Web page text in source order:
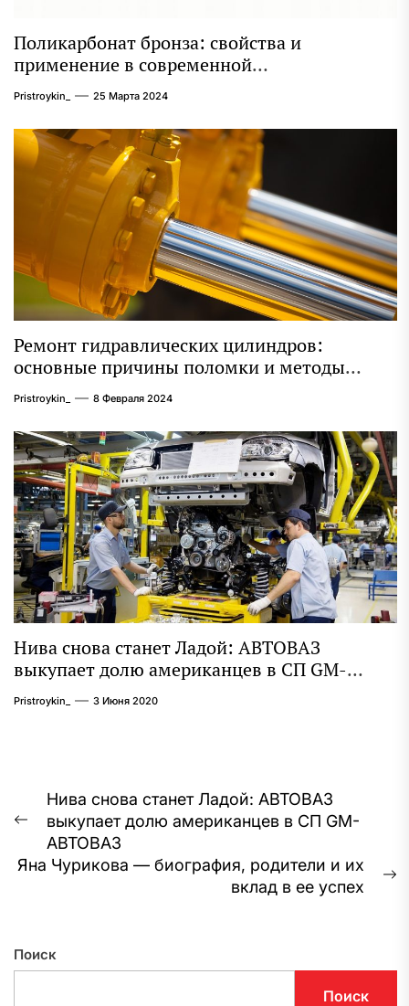
Поликарбонат бронза: свойства и
применение в современной
промышленности
Pristroykin_ 25 Марта 2024
Ремонт гидравлических цилиндров:
основные причины поломки и методы
восстановления
Pristroykin_ 8 Февраля 2024
Нива снова станет Ладой: АВТОВАЗ
выкупает долю американцев в СП GM-
АВТОВАЗ
Pristroykin_ 3 Июня 2020
Навигация
по
записям
Предыдущая
запись:
Нива снова станет Ладой: АВТОВАЗ
выкупает долю американцев в СП GM-
АВТОВАЗ
Яна Чурикова — биография, родители и их
вклад в ее успех
Поиск
Поиск